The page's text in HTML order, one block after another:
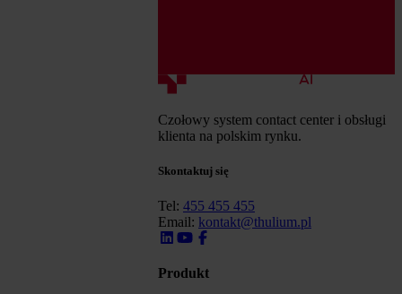
Czołowy system contact center i obsługi
klienta na polskim rynku.
Skontaktuj się
Tel: 455 455 455
Email: kontakt@thulium.pl
Produkt